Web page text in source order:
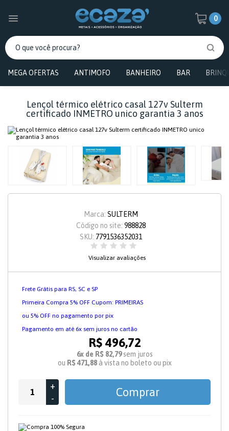
0
MEGA OFERTAS ANTIMOFO BANHEIRO BAR
Lençol térmico elétrico casal 127v Sulterm
certificado INMETRO unico garantia 3 anos
Marca: SULTERM
Código no site: 988828
SKU: 7791536352031
Visualizar avaliações
Frete Grátis para RS, SC e SP
Primeira Compra 5% OFF Cupom: PRIMEIRAS
ou 5% OFF no pagamento por pix
Pagamento em até 6x sem juros no cartão
R$ 496,72
6x de R$ 82,79 sem juros
ou R$ 471,88à vista no boleto ou pix
+
-
Comprar